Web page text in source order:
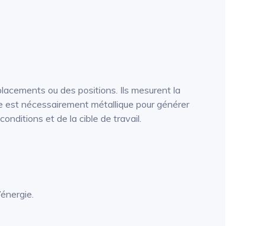
ou des positions. Ils mesurent la
nécessairement métallique pour générer
et de la cible de travail.